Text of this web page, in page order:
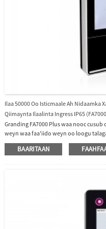
Ilaa 50000 Oo Isticmaale Ah Nidaamka
Qiimaynta Ilaalinta Ingress IP65
Granding FA7000 Plus waa nooc
weyn waa faa'iido weyn oo loogu
kartaa ilaa 50000 oo isticmaale ah
Xakamaynta Helitaanka Kaararka
BAARITAAN